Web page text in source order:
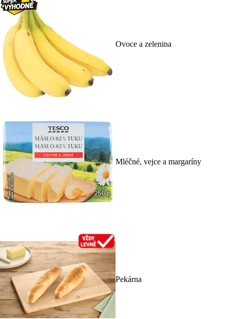
Ovoce a zelenina
Mléčné, vejce a margaríny
Pekárna